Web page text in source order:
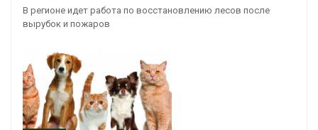
В регионе идет работа по восстановлению лесов после
вырубок и пожаров